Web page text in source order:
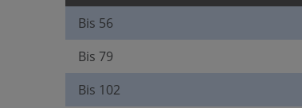
Bis 56
Bis 79
Bis 102